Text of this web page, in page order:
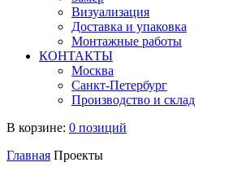
Визуализация
Доставка и упаковка
Монтажные работы
КОНТАКТЫ
Москва
Санкт-Петербург
Производство и склад
В корзине: 0 позиций
Главная Проекты